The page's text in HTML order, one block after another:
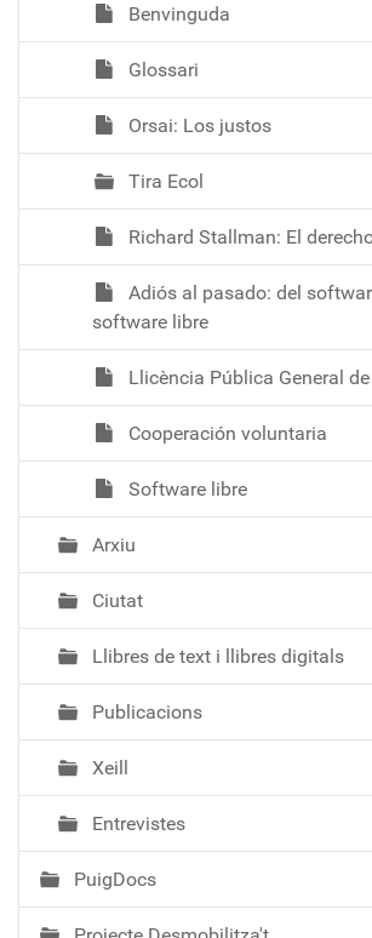
Benvinguda
Glossari
Orsai: Los justos
Tira Ecol
Richard Stallman: El
Adiós al pasado: del
software libre
Llicència Pública General de
Cooperación voluntaria
Software libre
Arxiu
Ciutat
Llibres de text i llibres digitals
Publicacions
Xeill
Entrevistes
PuigDocs